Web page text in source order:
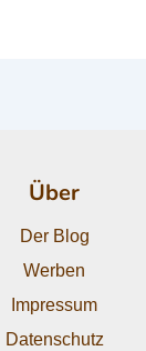
Über
Der Blog
Werben
Impressum
Datenschutz